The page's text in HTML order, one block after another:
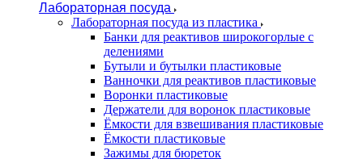
Лабораторная посуда
Лабораторная посуда из пластика
Банки для реактивов широкогорлые с
делениями
Бутыли и бутылки пластиковые
Ванночки для реактивов пластиковые
Воронки пластиковые
Держатели для воронок пластиковые
Ёмкости для взвешивания пластиковые
Ёмкости пластиковые
Зажимы для бюреток